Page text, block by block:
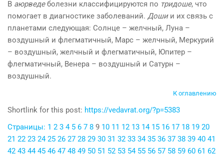
В аюрведеболезни классифицируются по тридоше, что
помогает в диагностике заболеваний. Дошии их связь с
планетами следующая: Солнце – желчный, Луна –
воздушный и флегматичный, Марс – желчный, Меркурий
– воздушный, желчный и флегматичный, Юпитер –
флегматичный, Венера – воздушный и Сатурн –
воздушный.
К оглавлению
Shortlink for this post: https://vedavrat.org/?p=5383
Страницы: 1 2 3 4 5 6 7 8 9 10 11 12 13 14 15 16 17 18 19 20
21 22 23 24 25 26 27 28 29 30 31 32 33 34 35 36 37 38 39 40 41
42 43 44 45 46 47 48 49 50 51 52 53 54 55 56 57 58 59 60 61 62